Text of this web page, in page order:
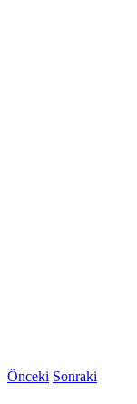
Önceki Sonraki